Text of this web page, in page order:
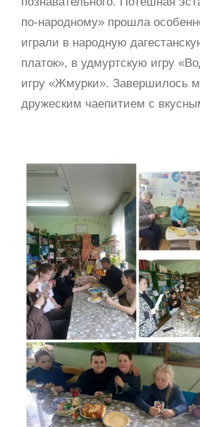
по-народному» прошла
играли в народную
платок», в удмуртскую игру
игру «Жмурки». Завершилось
дружеским чаепитием с